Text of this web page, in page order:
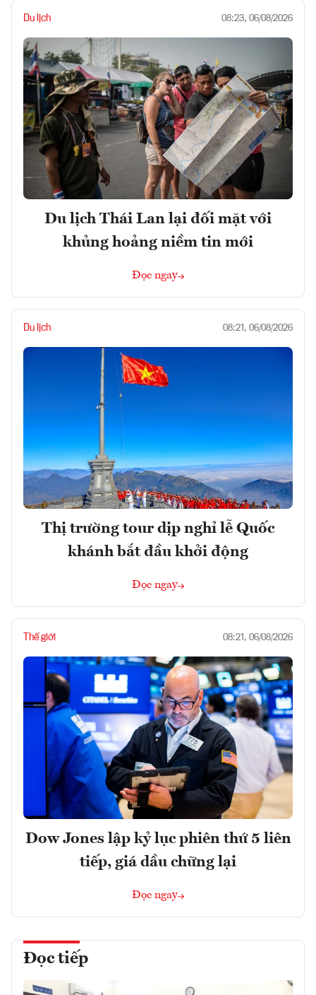
Du lịch 08:23, 06/08/2026
Du lịch Thái Lan lại đối mặt với
khủng hoảng niềm tin mới
Đọc ngay
Du lịch 08:21, 06/08/2026
Thị trường tour dịp nghỉ lễ Quốc
khánh bắt đầu khởi động
Đọc ngay
Thế giới 08:21, 06/08/2026
Dow Jones lập kỷ lục phiên thứ 5 liên
tiếp, giá dầu chững lại
Đọc ngay
Đọc tiếp